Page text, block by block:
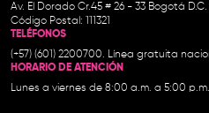
Av. El Dorado Cr.45 # 26 - 33 Bogotá
Código Postal: 111321
TELÉFONOS
(+57) (601) 2200700. Línea gratuita
HORARIO DE ATENCIÓN
Lunes a viernes de 8:00 a.m. a 5:00 p.m.